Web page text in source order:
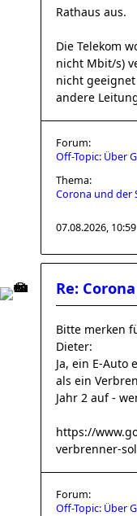
Rathaus aus.
Die Telekom
nicht Mbit/s)
nicht
andere
Forum:
Off-Topic: Über
Thema:
Corona und der
07.08.2026, 10:59
Re:
Bitte merken
Dieter:
Ja, ein E-
als ein
Jahr 2 auf -
https://
verbrenner-
Forum:
Off-Topic: Über